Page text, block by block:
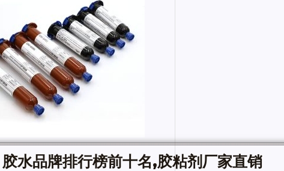
胶水品牌排行榜前十名,胶粘剂厂家直销